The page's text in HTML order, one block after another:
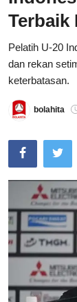
Total Sports
Contact
Pedoman
Terbaik
Pelatih U-20
dan rekan
keterbatasan.
bolahita